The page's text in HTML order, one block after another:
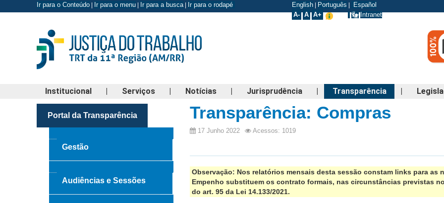
Ir para o Conteúdo Ir para o menu Ir para a busca| Ir para o rodapé English Português
Español
A- A A+ Intranet
Institucional | Serviços | Notícias | Jurisprudência | Transparência |
Transparência: Compras
17 Junho 2022 Acessos: 1019
Observação: Nos relatórios mensais desta sessão constam links para as
Empenho substituem os contrato formais, nas circunstâncias previstas
do art. 95 da Lei 14.133/2021.
Portal da Transparência
Gestão
Audiências e Sessões